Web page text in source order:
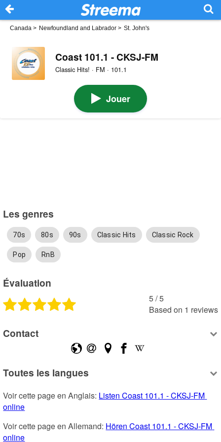
Canada > Newfoundland and Labrador > St. John's
Coast 101.1 - CKSJ-FM
Classic Hits! · FM · 101.1
Jouer
Les genres
70s 80s 90s Classic Hits Classic Rock
Pop RnB
Évaluation
5 /5
Based on 1 reviews
Contact
Toutes les langues
Voir cette page en Anglais: Listen Coast 101.1 - CKSJ-FM
online
Voir cette page en Allemand: Hören Coast 101.1 - CKSJ-FM
online